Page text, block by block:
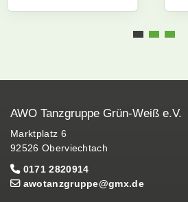
AWO Tanzgruppe Grün-Weiß e.V.
Marktplatz 6
92526 Oberviechtach
0171 2820914
awotanzgruppe@gmx.de